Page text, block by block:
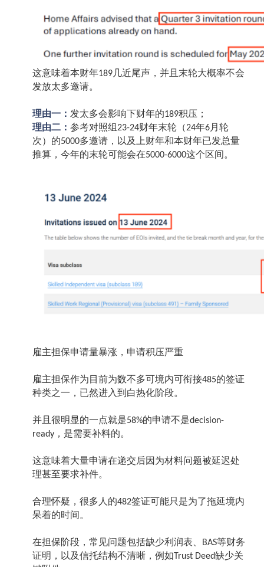
这意味着本财年189几近尾声，并且末轮大概率不会
发放太多邀请。
理由一： 发太多会影响下财年的189积压；
理由二： 参考对照组23-24财年末轮（24年6月轮
次）的5000多邀请，以及上财年和本财年已发总量
推算，今年的末轮可能会在5000-6000这个区间。
雇主担保申请量暴涨，申请积压严重
雇主担保作为目前为数不多可境内可衔接485的签证
种类之一，已然进入到白热化阶段。
并且很明显的一点就是58%的申请不是decision-
ready ，是需要补料的。
这意味着大量申请在递交后因为材料问题被延迟处
理甚至要求补件。
合理怀疑，很多人的482签证可能只是为了拖延境内
呆着的时间。
在担保阶段，常见问题包括缺少利润表、 BAS等财务
证明，以及信托结构不清晰，例如 Trust Deed缺少关